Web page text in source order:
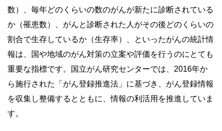
数）、毎年どのくらいの数のがんが新たに診断されている
か（罹患数）、がんと診断された人がその後どのくらいの
割合で生存しているか（生存率）、といったがんの統計情
報は、国や地域のがん対策の立案や評価を行うのにとても
重要な指標です。国立がん研究センターでは、2016年か
ら施行された「がん登録推進法」に基づき、がん登録情報
を収集し整備するとともに、情報の利活用を推進していま
す。